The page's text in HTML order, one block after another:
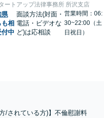
ートアップ法律事務所 所沢支店
県
も相
中
面談方法(対面・
電話・ビデオな
ど)は応相談
営業時間：06:
30~22:00（土
日祝日）
/されている方)】不倫慰謝料